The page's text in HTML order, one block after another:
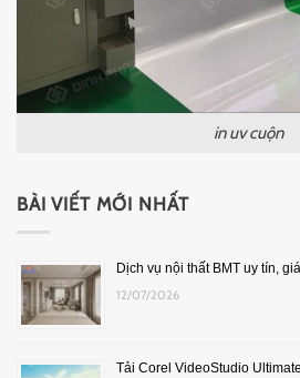
in uv cuộn
BÀI VIẾT MỚI NHẤT
Dịch vụ nội thất BMT uy tín,
12/07/2026
Tải Corel VideoStudio